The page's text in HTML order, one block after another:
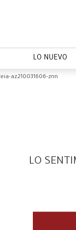
LO NUEVO
az210031606-znn
LO